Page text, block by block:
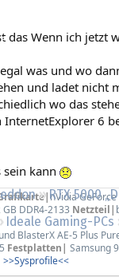
RTX 5000
Ideale Gaming-PCs
das Wenn ich jetzt
was und wo
und ladet nicht
wo das
InternetExplorer 6
kann
nVidia GeForce
GB DDR4-2133 Netzteil|
BlasterX AE-5 Plus
Festplatten| Samsung
>>Sysprofile<<